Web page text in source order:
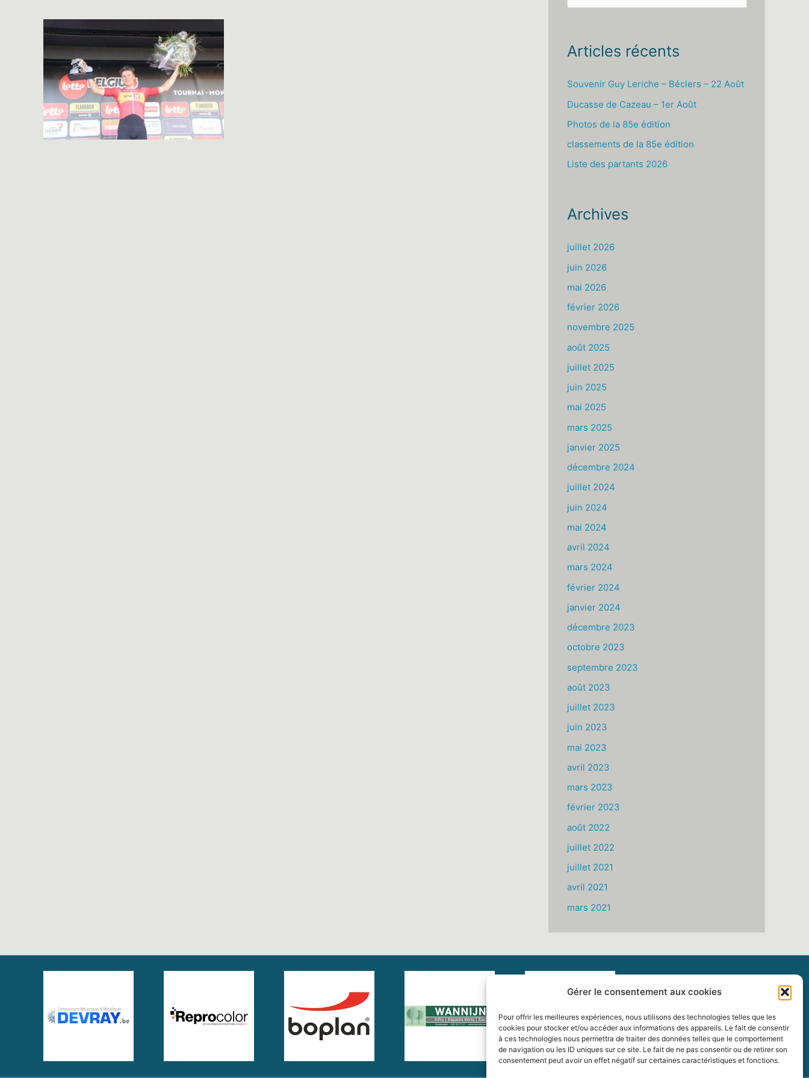
Gérer le consentement aux cookies
Pour offrir les meilleures expériences, nous utilisons des technologies telles que les
cookies pour stocker et/ou accéder aux informations des appareils. Le fait de consentir
à ces technologies nous permettra de traiter des données telles que le comportement
de navigation ou les ID uniques sur ce site. Le fait de ne pas consentir ou de retirer son
consentement peut avoir un effet négatif sur certaines caractéristiques et fonctions.
e
h
e
r
Articles récents
Souvenir Guy Leriche – Béclers – 22 Août
Ducasse de Cazeau – 1er Août
Photos de la 85e édition
classements de la 85e édition
Liste des partants 2026
Archives
juillet 2026
juin 2026
mai 2026
février 2026
novembre 2025
août 2025
juillet 2025
juin 2025
mai 2025
mars 2025
janvier 2025
décembre 2024
juillet 2024
juin 2024
mai 2024
avril 2024
mars 2024
février 2024
janvier 2024
décembre 2023
octobre 2023
septembre 2023
août 2023
juillet 2023
juin 2023
mai 2023
avril 2023
mars 2023
février 2023
août 2022
juillet 2022
juillet 2021
avril 2021
mars 2021